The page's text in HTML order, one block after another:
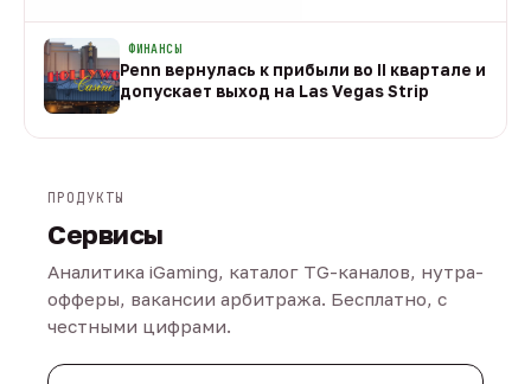
ФИНАНСЫ
Penn вернулась к прибыли во II квартале и
допускает выход на Las Vegas Strip
ПРОДУКТЫ
Сервисы
Аналитика iGaming, каталог TG-каналов, нутра-
офферы, вакансии арбитража. Бесплатно, с
честными цифрами.